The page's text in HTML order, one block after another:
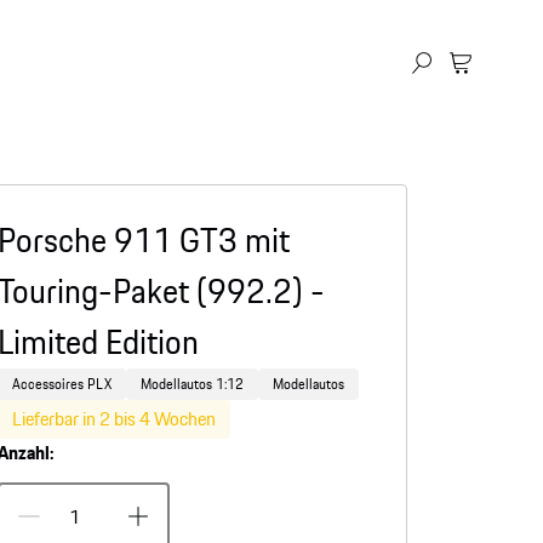
Porsche 911 GT3 mit
Paket (992.2) -
Limited Edition
Accessoires PLX Modellautos 1:12 Modellautos
Lieferbar in 2 bis 4 Wochen